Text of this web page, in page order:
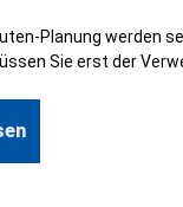
Planung werden
Sie erst der